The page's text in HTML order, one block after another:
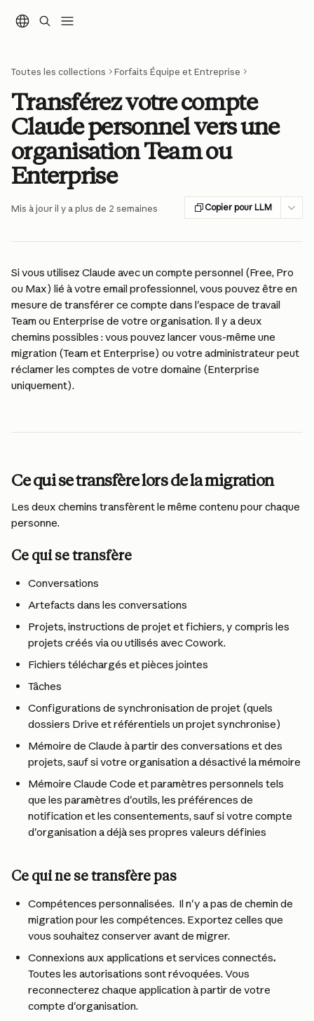
Toutes les collections Forfaits Équipe et Entreprise
Transférez votre compte
Claude personnel vers une
organisation Team ou
Enterprise
Mis à jour il y a plus de 2 semaines Copier pour LLM
Si vous utilisez Claude avec un compte personnel (Free, Pro
ou Max) lié à votre email professionnel, vous pouvez être en
mesure de transférer ce compte dans l'espace de travail
Team ou Enterprise de votre organisation. Il y a deux
chemins possibles : vous pouvez lancer vous-même une
migration (Team et Enterprise) ou votre administrateur peut
réclamer les comptes de votre domaine (Enterprise
uniquement).
Ce qui se transfère lors de la migration
Les deux chemins transfèrent le même contenu pour chaque
personne.
Ce qui se transfère
Conversations
Artefacts dans les conversations
Projets, instructions de projet et fichiers, y compris les
projets créés via ou utilisés avec Cowork.
Fichiers téléchargés et pièces jointes
Tâches
Configurations de synchronisation de projet (quels
dossiers Drive et référentiels un projet synchronise)
Mémoire de Claude à partir des conversations et des
projets, sauf si votre organisation a désactivé la mémoire
Mémoire Claude Code et paramètres personnels tels
que les paramètres d'outils, les préférences de
notification et les consentements, sauf si votre compte
d'organisation a déjà ses propres valeurs définies
Ce qui ne se transfère pas
Compétences personnalisées. Il n'y a pas de chemin de
migration pour les compétences. Exportez celles que
vous souhaitez conserver avant de migrer.
Connexions aux applications et services connectés.
Toutes les autorisations sont révoquées. Vous
reconnecterez chaque application à partir de votre
compte d'organisation.